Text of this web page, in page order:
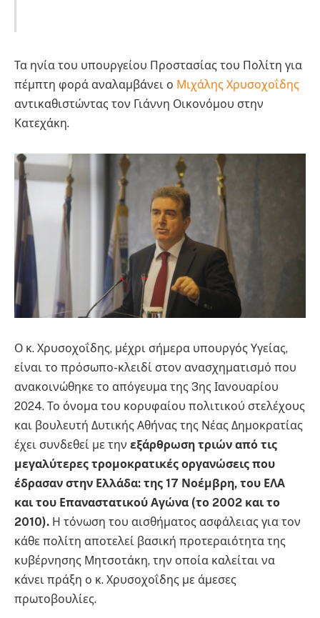
Τα ηνία του υπουργείου Προστασίας του Πολίτη για
πέμπτη φορά αναλαμβάνει ο Μιχάλης Χρυσοχοΐδης
αντικαθιστώντας τον Γιάννη Οικονόμου στην
Κατεχάκη.
Ο κ. Χρυσοχοΐδης, μέχρι σήμερα υπουργός Υγείας,
είναι το πρόσωπο-κλειδί στον ανασχηματισμό που
ανακοινώθηκε το απόγευμα της 3ης Ιανουαρίου
2024. Το όνομα του κορυφαίου πολιτικού στελέχους
και βουλευτή Δυτικής Αθήνας της Νέας Δημοκρατίας
έχει συνδεθεί με την εξάρθρωση τριών από τις
μεγαλύτερες τρομοκρατικές οργανώσεις που
έδρασαν στην Ελλάδα: της 17 Νοέμβρη, του ΕΛΑ
και του Επαναστατικού Αγώνα (το 2002 και το
2010). Η τόνωση του αισθήματος ασφάλειας για τον
κάθε πολίτη αποτελεί βασική προτεραιότητα της
κυβέρνησης Μητσοτάκη, την οποία καλείται να
κάνει πράξη ο κ. Χρυσοχοΐδης με άμεσες
πρωτοβουλίες.